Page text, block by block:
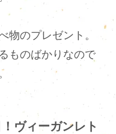
物のプレゼント。
ものばかりなので
ヴィーガンレト